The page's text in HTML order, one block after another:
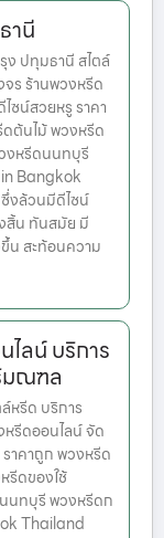
านี
ปทุมธานี สไตล์
ร ร้านพวงหรีด
ซน์สวยหรู ราคา
ต้นไม้ พวงหรีด
งหรีดนนทบุรี
Bangkok
งล้วนมีดีไซน์
สิ้น ทันสมัย มี
น สะท้อนความ
ลน์ บริการ
มณฑล
หรีด บริการ
รีดออนไลน์ จัด
าคาถูก พวงหรีด
รีดของใช้
นทบุรี พวงหรีดก
Thailand